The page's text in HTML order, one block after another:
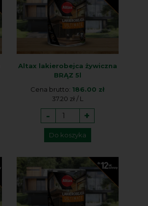
Altax lakierobejca żywiczna
BRĄZ 5l
Cena brutto: 186.00 zł
37.20 zł / L
- +
Do koszyka